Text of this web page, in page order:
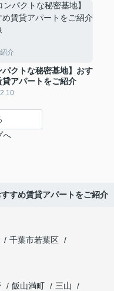
介
パクトな秘密基地】おす
貸アパートをご紹介
へ
すすめ賃貸アパートをご紹介
千葉市若葉区
飯山満町
三山